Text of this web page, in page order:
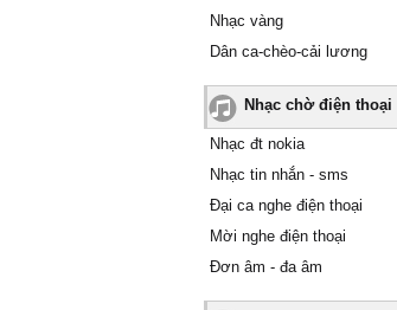
Nhạc vàng
Dân ca-chèo-cải lương
Nhạc chờ điện thoại
Nhạc đt nokia
Nhạc tin nhắn - sms
Đại ca nghe điện thoại
Mời nghe điện thoại
Đơn âm - đa âm